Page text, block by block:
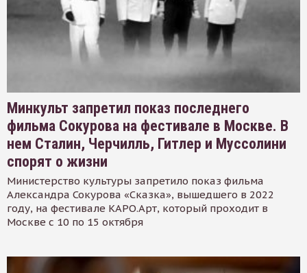
Минкульт запретил показ последнего
фильма Сокурова на фестивале в Москве. В
нем Сталин, Черчилль, Гитлер и Муссолини
спорят о жизни
Министерство культуры запретило показ фильма
Александра Сокурова «Сказка», вышедшего в 2022
году, на фестивале КАРО.Арт, который проходит в
Москве с 10 по 15 октября